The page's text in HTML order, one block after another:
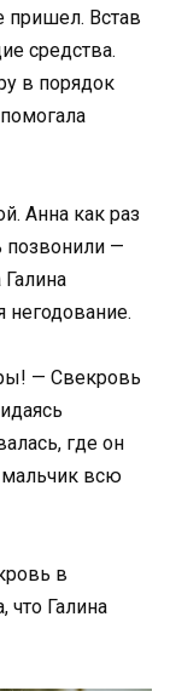
пришел. Встав
средства.
в порядок
Анна как раз
позвонили —
— Свекровь
где он
всю
в
что Галина